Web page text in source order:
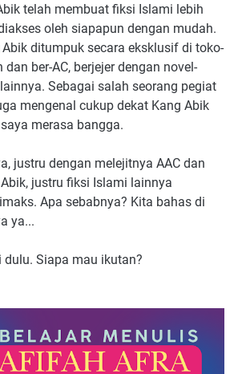
telah membuat fiksi Islami lebih
oleh siapapun dengan mudah.
Abik ditumpuk secara eksklusif di toko-
ber-AC, berjejer dengan novel-
Sebagai salah seorang pegiat
mengenal cukup dekat Kang Abik
merasa bangga.
justru dengan melejitnya AAC dan
justru fiksi Islami lainnya
Apa sebabnya? Kita bahas di
ya...
dulu. Siapa mau ikutan?